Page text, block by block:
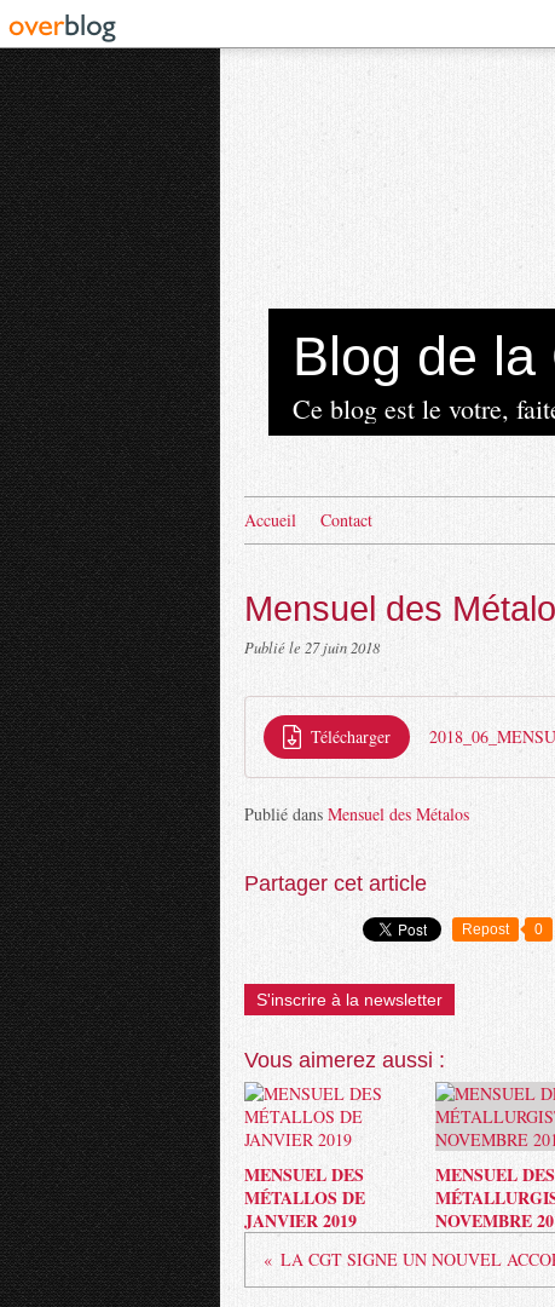
Blog de la
Ce blog est le votre,
Accueil Contact
Mensuel des
Publié le 27 juin 2018
Télécharger
Publié dans Mensuel des Métalos
Partager cet article
Repost 0
S'inscrire à la newsletter
Vous aimerez aussi :
MENSUEL DES
MÉTALLOS DE
JANVIER 2019
MENSUEL DES
NOVEMBRE